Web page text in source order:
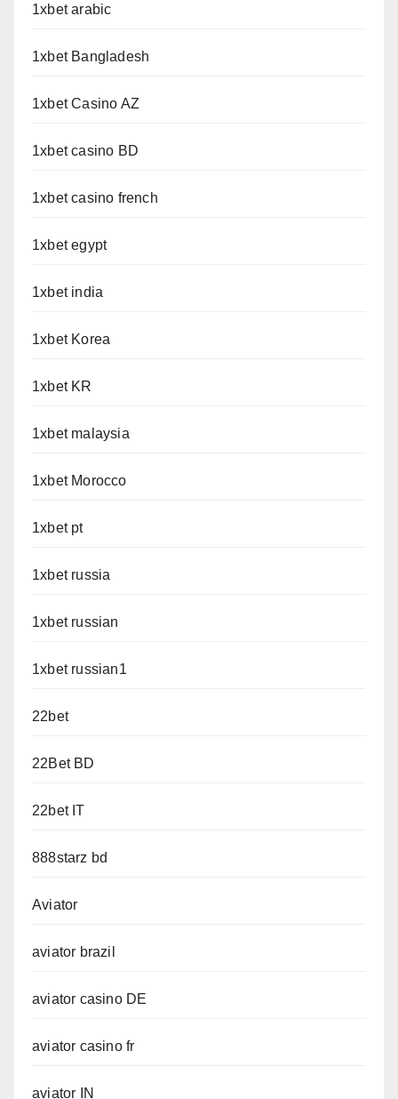
1xbet arabic
1xbet Bangladesh
1xbet Casino AZ
1xbet casino BD
1xbet casino french
1xbet egypt
1xbet india
1xbet Korea
1xbet KR
1xbet malaysia
1xbet Morocco
1xbet pt
1xbet russia
1xbet russian
1xbet russian1
22bet
22Bet BD
22bet IT
888starz bd
Aviator
aviator brazil
aviator casino DE
aviator casino fr
aviator IN